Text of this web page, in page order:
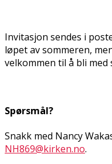
Invitasjon sendes i
løpet av sommeren,
velkommen til å bli med
Spørsmål?
Snakk med Nancy
NH869@kirken.no.